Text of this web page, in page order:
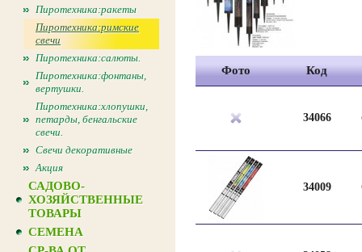
Пиротехника:ракеты
Пиротехника:римские
свечи
Пиротехника:салюты.
Пиротехника:фонтаны,
вертушки.
Пиротехника:хлопушки,
петарды, бенгальские
свечи.
Свечи декоративные
Акция
САДОВО-
ХОЗЯЙСТВЕННЫЕ
ТОВАРЫ
СЕМЕНА
Фото Код
34066
34009